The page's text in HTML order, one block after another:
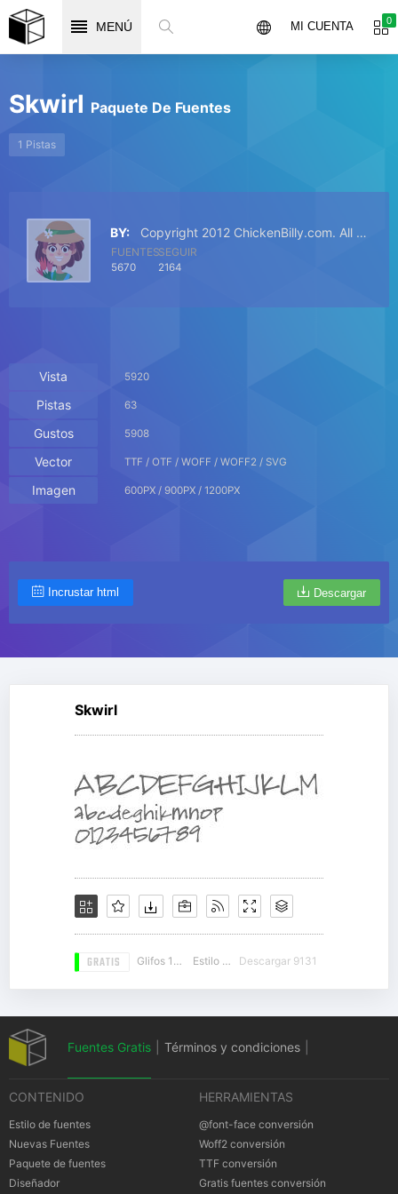
MENÚ 0
MI CUENTA
Skwirl Paquete De Fuentes
1 Pistas
BY: Copyright 2012 ChickenBilly.com. All rights reserved.
FUENTES
5670
SEGUIR
2164
Vista 5920
Pistas 63
Gustos 5908
Vector TTF / OTF / WOFF / WOFF2 / SVG
Imagen 600PX / 900PX / 1200PX
Incrustar html Descargar
Skwirl
GRATIS Glifos 124 Estilo 14 Descargar 9131
Fuentes Gratis Términos y condiciones
Notificación
CONTENIDO
Estilo de fuentes
Nuevas Fuentes
Paquete de fuentes
Diseñador
HERRAMIENTAS
@font-face conversión
Woff2 conversión
TTF conversión
Gratis fuentes conversión